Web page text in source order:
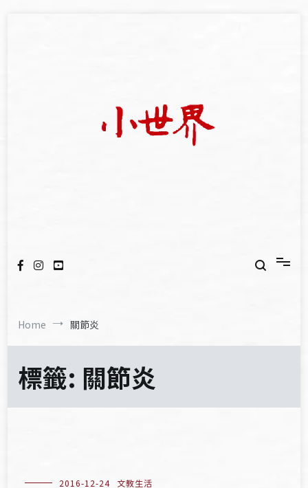
Home 關節炎
標籤: 關節炎
2016-12-24 文教生活